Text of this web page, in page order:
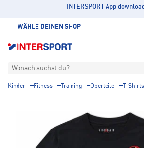
INTERSPORT App
WÄHLE DEINEN SHOP
Wonach suchst du?
Kinder Fitness Training Oberteile T-Shirts